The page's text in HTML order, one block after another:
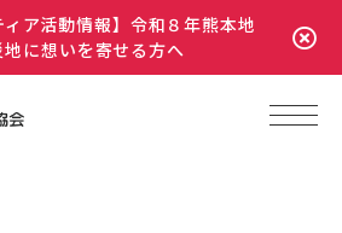
ィア活動情報】令和８年熊本地
に想いを寄せる方へ